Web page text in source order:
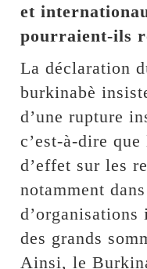
et
pourraient-ils
La déclaration
burkinabè
d’une rupture
c’est-à-dire
d’effet sur les
notamment
des grands
Ainsi, le